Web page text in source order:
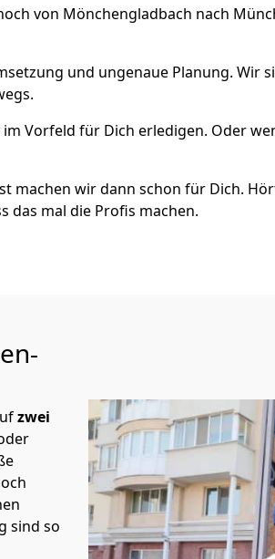
von Mönchen­gladbach nach
und ungenaue Planung. Wir
im Vorfeld für Dich erledigen. Oder
machen wir dann schon für Dich.
das mal die Profis machen.
zwei
sind so